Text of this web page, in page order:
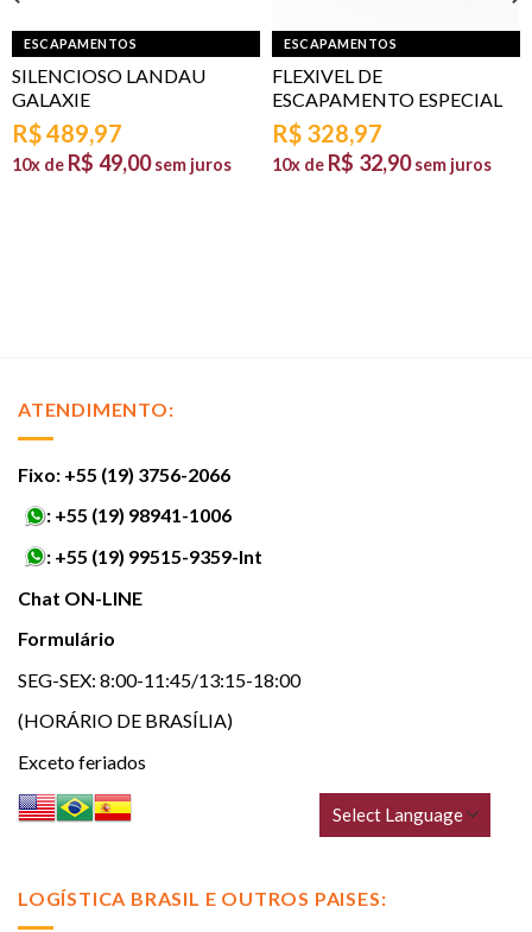
ESCAPAMENTOS
SILENCIOSO LANDAU
GALAXIE
R$489,97
10x de R$ 49,00 sem juros
ESCAPAMENTOS
FLEXIVEL DE
ESCAPAMENTO ESPECIAL
R$ 328,97
10x de R$ 32,90 sem juros
ATENDIMENTO:
Fixo: +55 (19) 3756-2066
: +55 (19) 98941-1006
: +55 (19) 99515-9359-Int
Chat ON-LINE
Formulário
SEG-SEX: 8:00-11:45/13:15-18:00
(HORÁRIO DE BRASÍLIA)
Exceto feriados
LOGÍSTICA BRASIL E OUTROS PAISES: